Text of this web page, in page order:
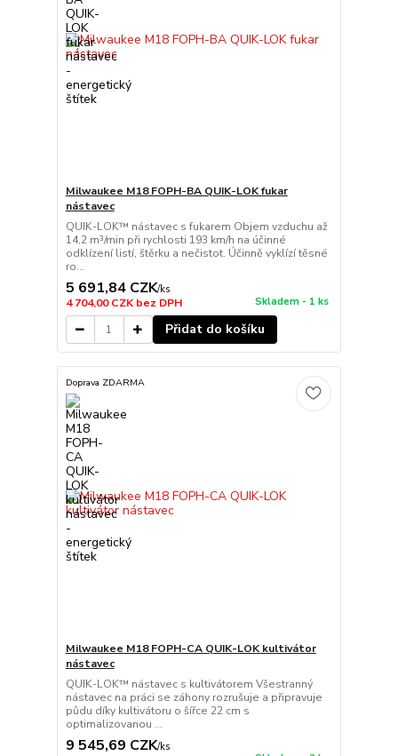
Milwaukee M18 FOPH-BA QUIK-LOK fukar
nástavec
QUIK-LOK™ nástavec s fukarem Objem vzduchu až
14,2 m³/min při rychlosti 193 km/h na účinné
odklízení listí, štěrku a nečistot. Účinně vyklízí těsné
ro...
5 691,84 CZK/ks
4 704,00 CZKbez DPH Skladem - 1 ks
Přidat do košíku
Doprava ZDARMA
Milwaukee M18 FOPH-CA QUIK-LOK kultivátor
nástavec
QUIK-LOK™ nástavec s kultivátorem Všestranný
nástavec na práci se záhony rozrušuje a připravuje
půdu díky kultivátoru o šířce 22 cm s
optimalizovanou ...
9 545,69 CZK/ks